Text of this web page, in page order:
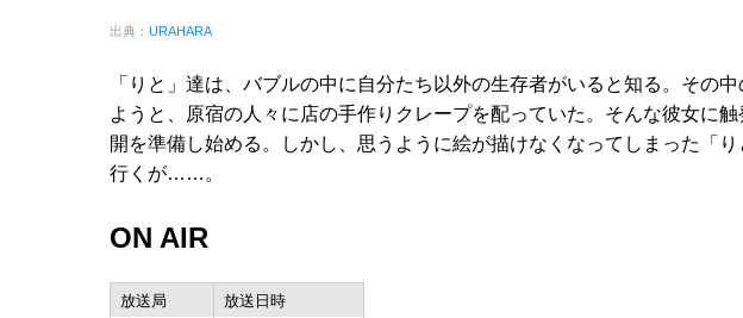
出典： URAHARA
「りと」達は、バブルの中に自分たち以外の生存者がいると知る。その
ようと、原宿の人々に店の手作りクレープを配っていた。そんな彼女に
開を準備し始める。しかし、思うように絵が描けなくなってしまった「
行くが……。
ON AIR
放送局
放送日時